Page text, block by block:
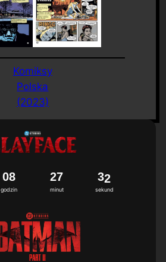
Komiksy
Polska
(2023)
godzin
08
minut
27
sekund
31